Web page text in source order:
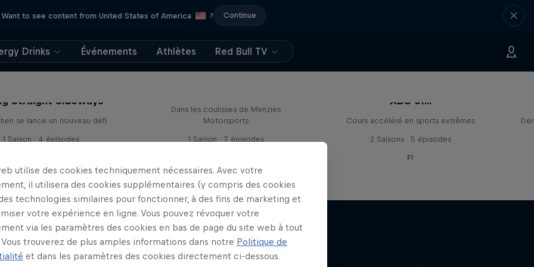
Want to see content from United States of America ? Continue
Drinks Événements Athlètes Red Bull TV
Straight Sideways
se lance un nouveau défi
1 Saison · 4 épisodes
Drivin' Dirty with Bryce
Dans les coulisses de Menzies
Motorsports
1 Saison · 7 épisodes
ABC of...
Cours accéléré en sports extrêmes
2 Saisons · 5 épisodes
F1
utilise des cookies techniquement nécessaires. Avec votre
il utilisera des cookies supplémentaires (y compris des cookies
technologies similaires pour fonctionner, à des fins de marketing et
votre expérience en ligne. Vous pouvez révoquer votre
via les paramètres des cookies en bas de page du site web à tout
trouverez de plus amples informations dans notre Politique de
et dans les paramètres des cookies directement ci-dessous.